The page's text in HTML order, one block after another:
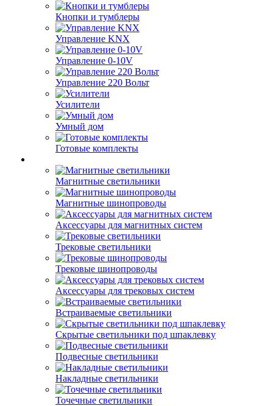
Кнопки и тумблеры
Управление KNX
Управление 0-10V
Управление 220 Вольт
Усилители
Умный дом
Готовые комплекты
Магнитные светильники
Магнитные шинопроводы
Аксессуары для магнитных систем
Трековые светильники
Трековые шинопроводы
Аксессуары для трековых систем
Встраиваемые светильники
Скрытые светильники под шпаклевку
Подвесные светильники
Накладные светильники
Точечные светильники